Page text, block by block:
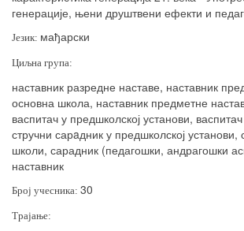
генерације, њени друштвени ефекти и
Језик: мађарски
Циљна група:
наставник разредне наставе, наставник
основна школа, наставник предметне
васпитач у предшколској установи,
стручни сарaдник у предшколској установи,
школи, сарадник (педагошки, андрагошки
наставник
Број учесника: 30
Трајање: